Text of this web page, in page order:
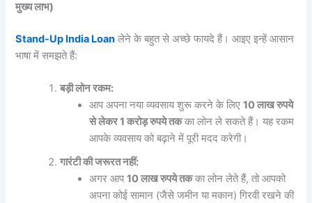
मुख्यलाभ)
Stand-Up India Loan लेने के बहुत से अच्छे फायदे हैं। आइए इन्हें आसान
भाषा में समझते हैं:
बड़ीलोनरकम:
आप अपना नया व्यवसाय शुरू करने के लिए10लाखरुपये
सेलेकर 1करोड़रुपयेतकका लोन ले सकते हैं। यह रकम
आपके व्यवसाय को बढ़ाने में पूरी मदद करेगी।
गारंटीकीजरूरतनहीं:
अगर आप10लाखरुपयेतकका लोन लेते हैं, तो आपको
अपना कोई सामान (जैसे जमीन या मकान) गिरवी रखने की